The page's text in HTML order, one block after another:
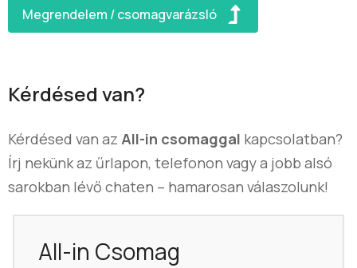
Megrendelem / csomagvarázsló
Kérdésed van?
Kérdésed van az All-in csomaggal kapcsolatban?
Írj nekünk az űrlapon, telefonon vagy a jobb alsó
sarokban lévő chaten – hamarosan válaszolunk!
All-in Csomag